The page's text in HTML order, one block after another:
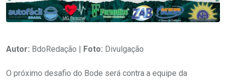
Autor: BdoRedação | Foto: Divulgação
O próximo desafio do Bode será contra a equipe da